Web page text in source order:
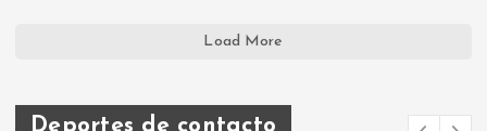
Load More
Deportes de contacto